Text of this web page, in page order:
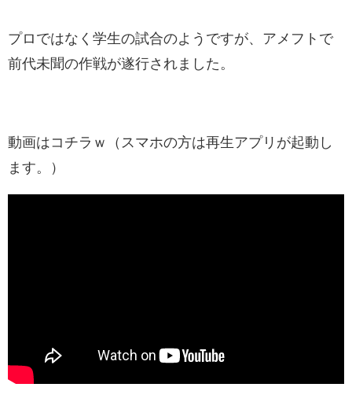
プロではなく学生の試合のようですが、アメフトで
前代未聞の作戦が遂行されました。
動画はコチラｗ（スマホの方は再生アプリが起動し
ます。）